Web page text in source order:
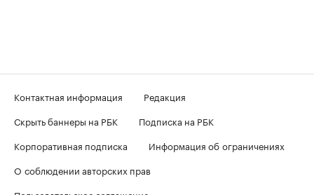
Контактная информация
Редакция
Скрыть баннеры на РБК
Подписка на РБК
Корпоративная подписка
Информация об ограничениях
О соблюдении авторских прав